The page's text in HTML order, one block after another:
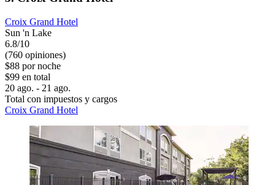
Croix Grand Hotel
Sun 'n Lake
6.8/10
(760 opiniones)
$88 por noche
$99 en total
20 ago. - 21 ago.
Total con impuestos y cargos
Croix Grand Hotel